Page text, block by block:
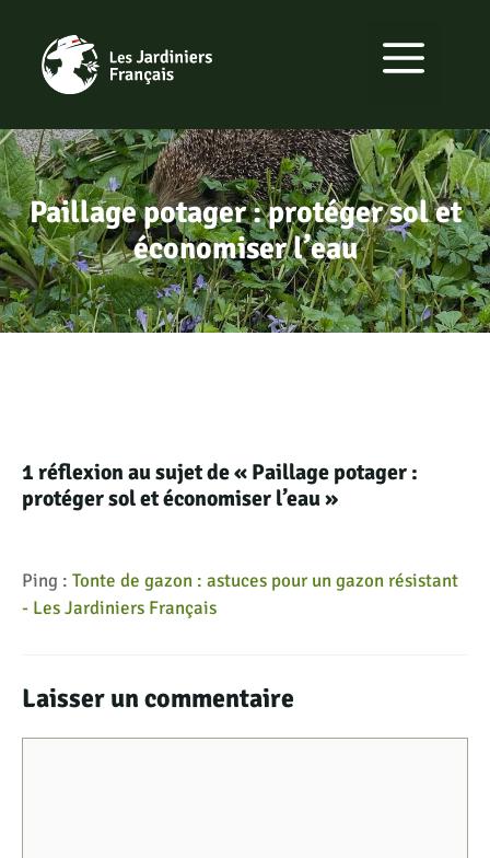
contenu
MENU
Paillage potager : protéger sol et
économiser l’eau
1 réflexion au sujet de « Paillage potager :
protéger sol et économiser l’eau »
Ping : Tonte de gazon : astuces pour un gazon résistant
- Les Jardiniers Français
Laisser un commentaire